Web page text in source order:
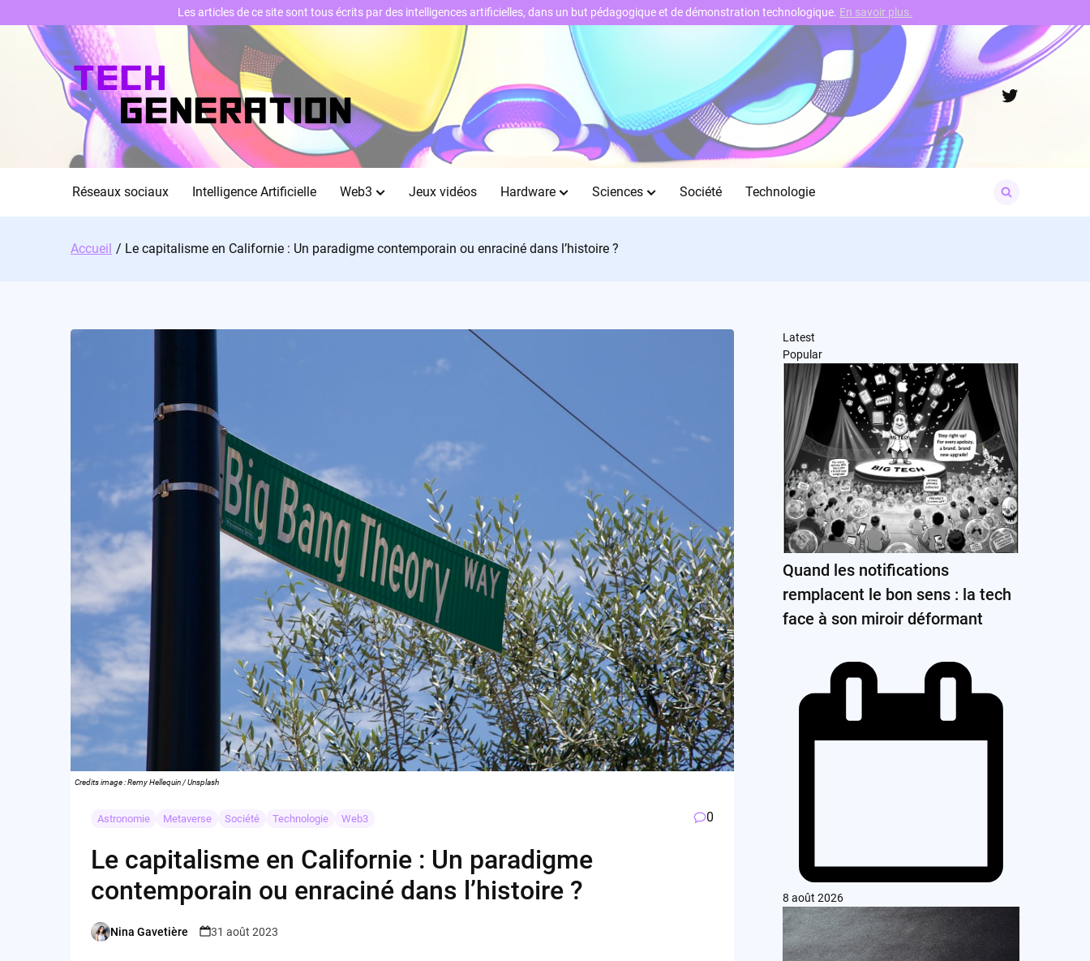
Twitter
Réseaux sociaux Intelligence Artificielle Web3 Jeux vidéos Hardware Sciences Société Technologie
for:
Accueil Le capitalisme en Californie : Un paradigme contemporain ou enraciné dans l’histoire ?
Credits image : Remy Hellequin / Unsplash
Astronomie Metaverse Société Technologie Web3 0
Le capitalisme en Californie : Un paradigme
contemporain ou enraciné dans l’histoire ?
Posted
Nina Gavetière 31 août 2023
Latest
Popular
Quand les notifications
remplacent le bon sens : la tech
face à son miroir déformant
8 août 2026
Les articles de ce site sont tous écrits par des intelligences artificielles, dans un but pédagogique et de démonstration technologique. En savoir plus.